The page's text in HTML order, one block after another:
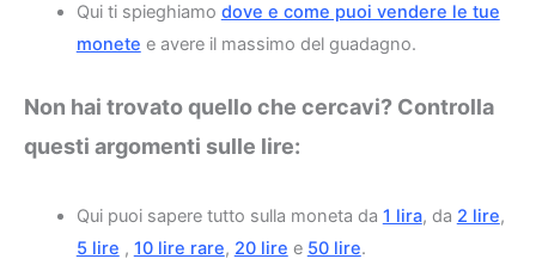
Qui ti spieghiamo dove e come puoi vendere le tue
monete e avere il massimo del guadagno.
Non hai trovato quello che cercavi? Controlla
questi argomenti sulle lire:
Qui puoi sapere tutto sulla moneta da 1 lira, da 2 lire,
5 lire , 10 lire rare, 20 lire e 50 lire.